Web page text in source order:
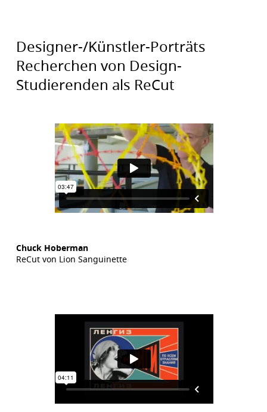
Designer-/Künstler-Porträts
Recherchen von Design-
Studierenden als ReCut
Chuck Hoberman
ReCut von Lion Sanguinette